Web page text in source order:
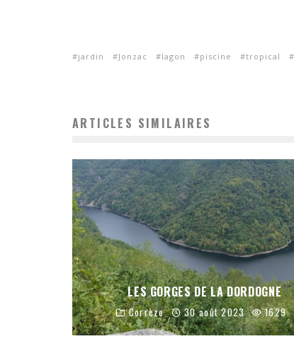
jardin Jonzac lagon piscine tropical
ARTICLES SIMILAIRES
LES GORGES DE LA DORDOGNE
Corrèze 30 août 2023 1629